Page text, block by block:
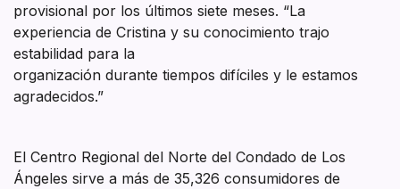
provisional por los últimos siete meses. “La
experiencia de Cristina y su conocimiento trajo
estabilidad para la
organización durante tiempos difíciles y le estamos
agradecidos.”
El Centro Regional del Norte del Condado de Los
Ángeles sirve a más de 35,326 consumidores de